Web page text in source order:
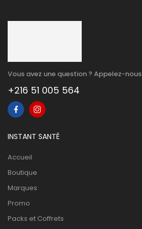
Vous avez une question ? Appelez-nous
+216 51 005 564
INSTANT SANTÉ
Accueil
Boutique
Marques
Promo
Packs et Coffrets